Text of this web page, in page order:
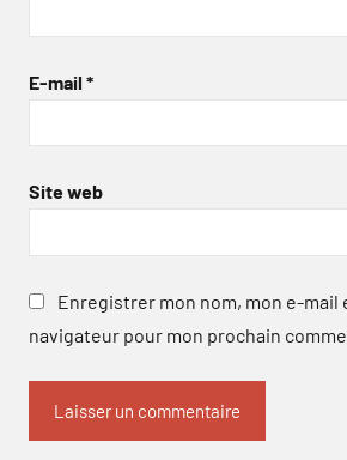
E-mail *
Site web
Enregistrer mon nom, mon e-mail
navigateur pour mon prochain